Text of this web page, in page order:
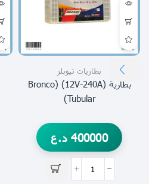
بطاريات تيوبلر
بطارية (12V-240A) (Bronco
Tubular)
400000 د.ع